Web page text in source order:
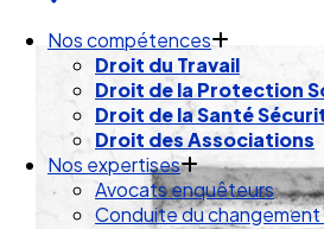
Nos compétences
Droit du Travail
Droit de la Protection
Droit de la Santé
Droit des Associations
Nos expertises
Avocats enquêteurs